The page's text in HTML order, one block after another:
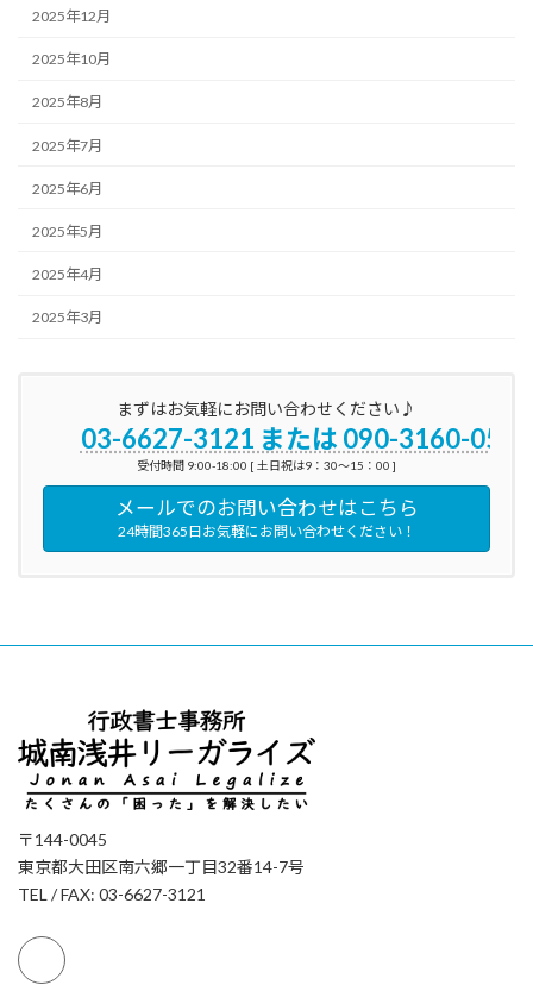
2025年12月
2025年10月
2025年8月
2025年7月
2025年6月
2025年5月
2025年4月
2025年3月
まずはお気軽にお問い合わせください♪
03-6627-3121 または 090-3160-0596
受付時間 9:00-18:00 [ 土日祝は9：30～15：00 ]
メールでのお問い合わせはこちら
24時間365日お気軽にお問い合わせください！
〒144-0045
東京都大田区南六郷一丁目32番14-7号
TEL / FAX: 03-6627-3121